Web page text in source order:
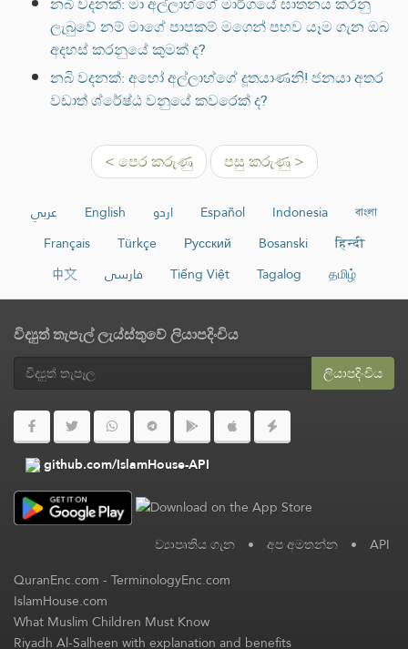
ලැබුවේ නම් මාගේ පාපකම් මගෙන් පහව යෑම ගැන ඔබ
අදහස් කරනුයේ කුමක් ද?
නබි වදනක්: අහෝ අල්ලාහ්ගේ දූතයාණනි! ජනයා අතර
වඩාත් ශ්රේෂ්ඨ වනුයේ කවරෙක් ද?
< පෙර කරුණු පසු කරුණු >
عربي English اردو Español Indonesia
বাংলা
Français
Türkçe Русский Bosanski
हिन्दी
中文
فارسی Tiếng Việt Tagalog தமிழ்
විද්‍යුත් තැපැල් ලැය්ස්තුවේ ලියාපදිංචිය
ලියාපදිංචිය
github.com/IslamHouse-API
ව්‍යාපෘතිය ගැන • අප අමතන්න • API
QuranEnc.com-TerminologyEnc.com
IslamHouse.com
What Muslim Children Must Know
Riyadh Al-Salheen with explanation and benefits